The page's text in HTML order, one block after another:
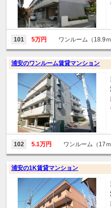
101 5万円 ワンルーム（18.9
浦安のワンルーム賃貸マンション
102 5.1万円 ワンルーム（17
浦安の1K賃貸マンション